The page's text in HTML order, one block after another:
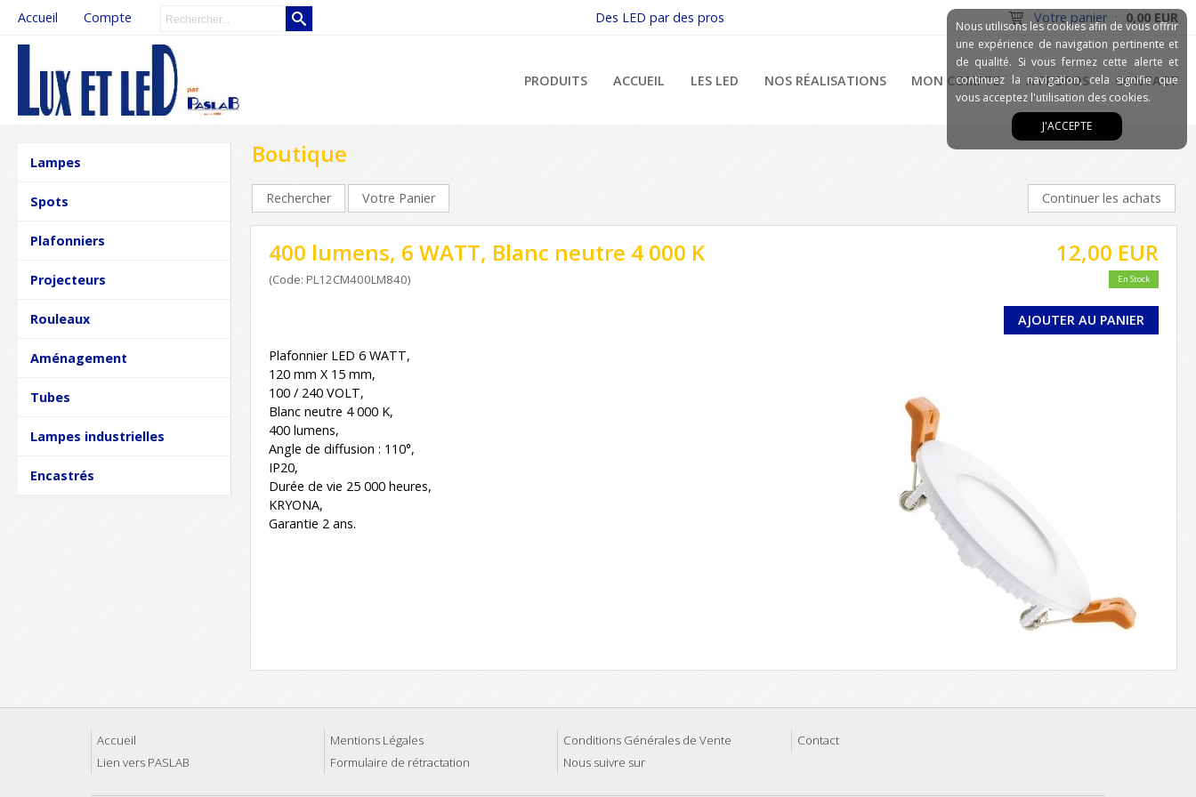
Accueil Compte Votre panier : 0,00 EUR
Des LED par des pros
PRODUITS ACCUEIL LES LED NOS RÉALISATIONS MON COMPTE A PROPOS CONTACT
Lampes
Spots
Plafonniers
Projecteurs
Rouleaux
Aménagement
Tubes
Lampes industrielles
Encastrés
Boutique
Rechercher Votre Panier Continuer les achats
400 lumens, 6 WATT, Blanc neutre 4 000 K
(Code: PL12CM400LM840)
12,00 EUR
En Stock
AJOUTER AU PANIER
Plafonnier LED 6 WATT,
120 mm X 15 mm,
100 / 240 VOLT,
Blanc neutre 4 000 K,
400 lumens,
Angle de diffusion : 110°,
IP20,
Durée de vie 25 000 heures,
KRYONA,
Garantie 2 ans.
Accueil Mentions Légales Conditions Générales de Vente
Contact
Lien vers PASLAB
Formulaire de rétractation Nous suivre sur
Nous utilisons les cookies afin de vous offrir
une expérience de navigation pertinente et
de qualité. Si vous fermez cette alerte et
continuez la navigation, cela signifie que
vous acceptez l'utilisation des cookies.
J'ACCEPTE